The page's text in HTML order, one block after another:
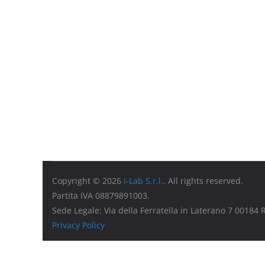
Copyright © 2026 I-Lab S.r.l.. All rights reserved.
Partita IVA 08879891003.
Sede Legale: Via della Ferratella in Laterano 7 00184
Privacy Policy